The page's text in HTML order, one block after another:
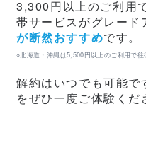
3,300円以上のご利用
帯サービスがグレード
が断然おすすめです。
※北海道・沖縄は5,500円以上のご利用で往
解約はいつでも可能で
をぜひ一度ご体験くだ